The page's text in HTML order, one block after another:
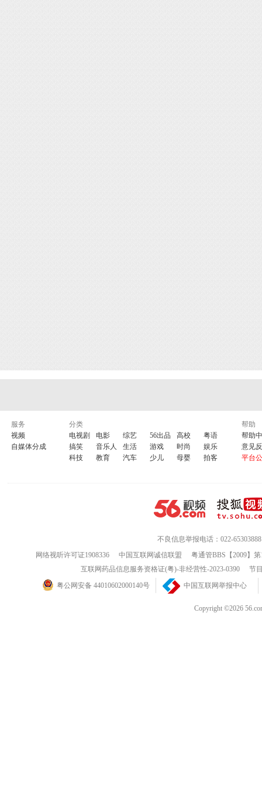
服务
视频
自媒体分成
分类
电视剧
电影 综艺 56出品 高校
粤语
搞笑
音乐人 生活 游戏 时尚
娱乐
科技
教育 汽车 少儿 母婴 拍客
帮助
帮助
意见
平台
不良信息举报电话：022-65303888
网络视听许可证1908336
中国互联网诚信联盟
粤通管BBS【2009】
互联网药品信息服务资格证(粤)-非经营性-2023-0390
节
粤公网安备 44010602000140号
中国互联网举报中心
Copyright ©2026